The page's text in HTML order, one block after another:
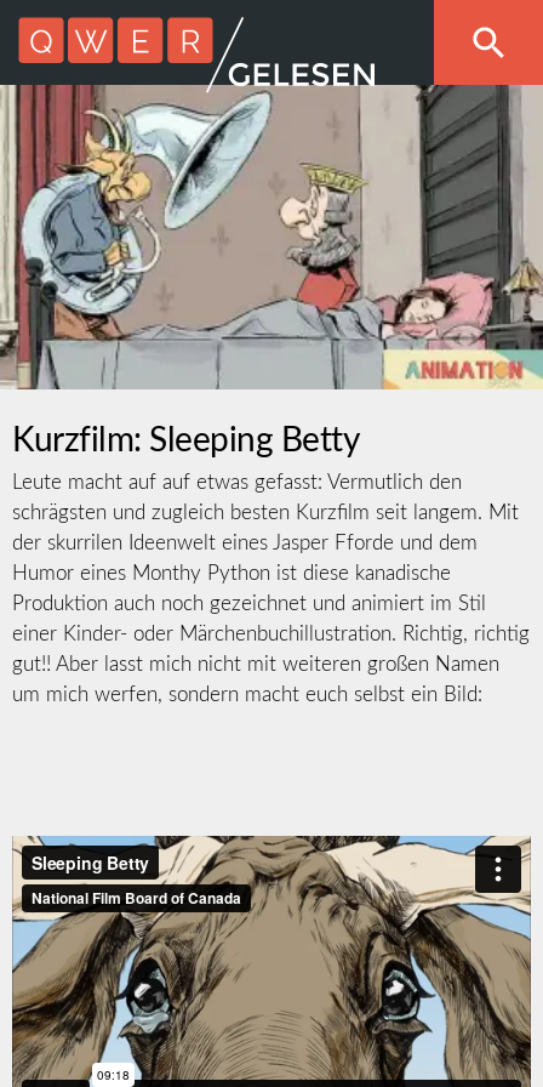
Kurzfilm: Sleeping Betty
Leute macht auf auf etwas gefasst: Vermutlich den
schrägsten und zugleich besten Kurzfilm seit langem. Mit
der skurrilen Ideenwelt eines Jasper Fforde und dem
Humor eines Monthy Python ist diese kanadische
Produktion auch noch gezeichnet und animiert im Stil
einer Kinder- oder Märchenbuchillustration. Richtig, richtig
gut!! Aber lasst mich nicht mit weiteren großen Namen
um mich werfen, sondern macht euch selbst ein Bild: